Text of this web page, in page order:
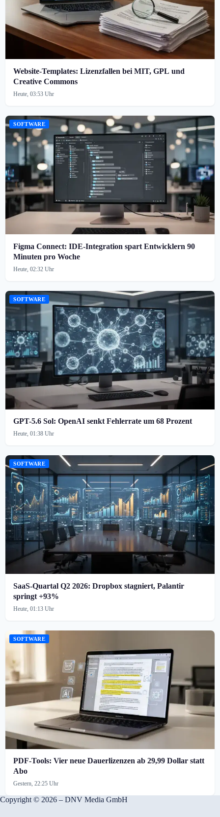
Website-Templates: Lizenzfallen bei MIT, GPL und
Creative Commons
Heute, 03:53 Uhr
SOFTWARE
Figma Connect: IDE-Integration spart Entwicklern 90
Minuten pro Woche
Heute, 02:32 Uhr
SOFTWARE
GPT-5.6 Sol: OpenAI senkt Fehlerrate um 68 Prozent
Heute, 01:38 Uhr
SOFTWARE
SaaS-Quartal Q2 2026: Dropbox stagniert, Palantir
springt +93%
Heute, 01:13 Uhr
SOFTWARE
PDF-Tools: Vier neue Dauerlizenzen ab 29,99 Dollar statt
Abo
Gestern, 22:25 Uhr
Copyright © 2026 – DNV Media GmbH